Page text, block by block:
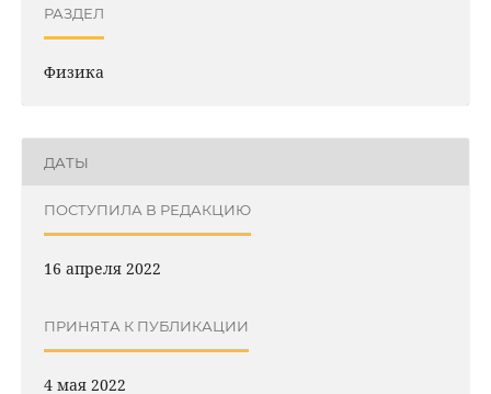
РАЗДЕЛ
Физика
ДАТЫ
ПОСТУПИЛА В РЕДАКЦИЮ
16 апреля 2022
ПРИНЯТА К ПУБЛИКАЦИИ
4 мая 2022